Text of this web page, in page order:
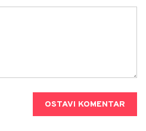
OSTAVI KOMENTAR